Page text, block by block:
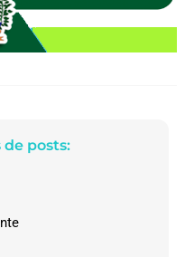
posts: